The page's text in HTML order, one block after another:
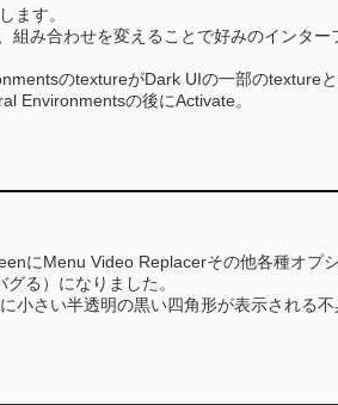
ます。
み合わせを変えることで好みのインター
のtextureがDark UIの一部のtexture
Environmentsの後にActivate。
にMenu Video Replacerその他各種オプ
る）になりました。
小さい半透明の黒い四角形が表示される